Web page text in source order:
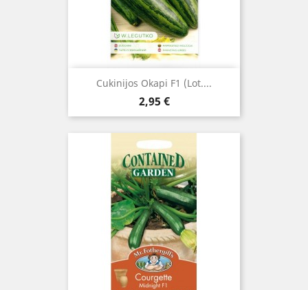
Cukinijos Okapi F1 (lot....
Kaina
2,95 €